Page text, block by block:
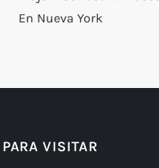
En Nueva York
VISITAR